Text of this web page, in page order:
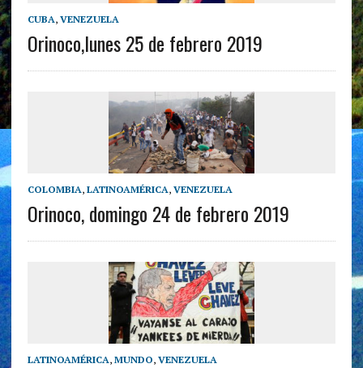
CUBA, VENEZUELA
Orinoco,lunes 25 de febrero 2019
COLOMBIA, LATINOAMÉRICA, VENEZUELA
Orinoco, domingo 24 de febrero 2019
LATINOAMÉRICA, MUNDO, VENEZUELA